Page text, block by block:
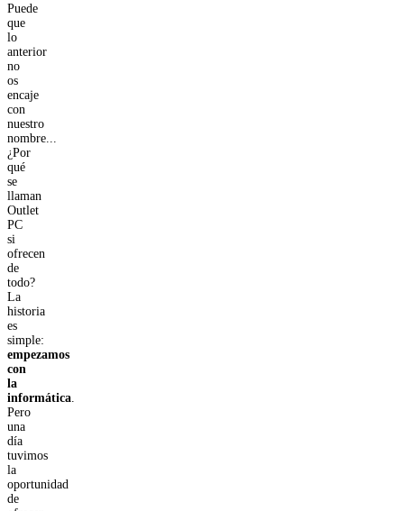
Puede
que
lo
anterior
no
os
encaje
con
nuestro
nombre...
¿Por
qué
se
llaman
Outlet
PC
si
ofrecen
de
todo?
La
historia
es
simple:
empezamos
con
la
informática
Pero
una
día
tuvimos
la
oportunidad
de